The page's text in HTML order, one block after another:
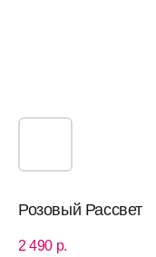
Розовый Рассвет
2 490 р.